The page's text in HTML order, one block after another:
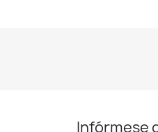
Infórmese